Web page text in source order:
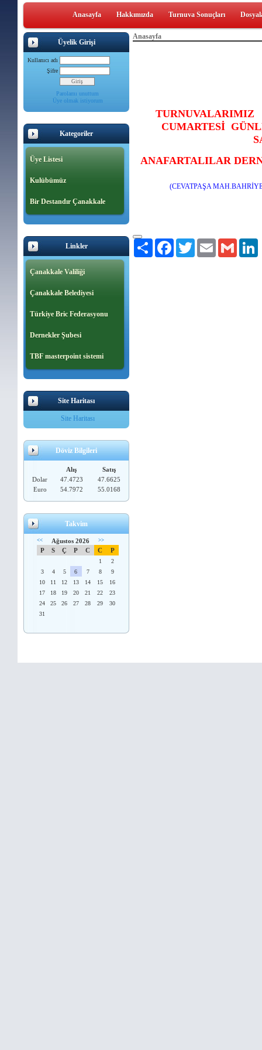
Anasayfa Hakkımızda Turnuva Sonuçları
Üyelik Girişi
Kullanıcı adı
Şifre
Parolamı unuttum
Üye olmak istiyorum
Kategoriler
Üye Listesi
Kulübümüz
Bir Destandır Çanakkale
Linkler
Çanakkale Valiliği
Çanakkale Belediyesi
Türkiye Bric Federasyonu
Dernekler Şubesi
TBF masterpoint sistemi
Site Haritası
Site Haritası
Döviz Bilgileri
Alış
Satış
Dolar
47.4723
47.6625
Euro
54.7972 55.0168
Takvim
<< Ağustos 2026 >>
P S Ç P C C P
1
2
3
4 5 6 7 8
9
10
11 12 13 14 15
16
17
18 19 20 21 22
23
24
25 26 27 28 29
30
31
Anasayfa
TURNUVALARIMIZ
CUMARTESİ
ANAFARTALILAR
(CEVATPAŞA
Paylaş FacebookTwitter Email Gmail